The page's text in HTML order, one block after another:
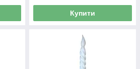
Купити